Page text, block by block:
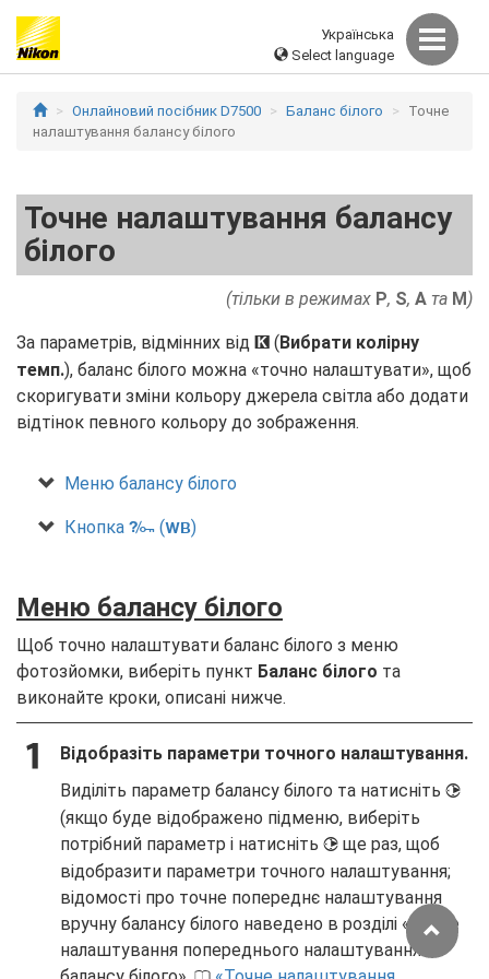
Українська
Select language
Онлайновий посібник D7500 Баланс білого
Точне
налаштування балансу білого
Точне налаштування балансу
білого
(тільки в режимах P, S, A та M)
За параметрів, відмінних від K (Вибрати колірну
темп.), баланс білого можна «точно налаштувати», щоб
скоригувати зміни кольору джерела світла або додати
відтінок певного кольору до зображення.
Меню балансу білого
Кнопка L (U)
Меню балансу білого
Щоб точно налаштувати баланс білого з меню
фотозйомки, виберіть пункт Баланс білого та
виконайте кроки, описані нижче.
Відобразіть параметри точного налаштування.
Виділіть параметр балансу білого та натисніть 2
(якщо буде відображено підменю, виберіть
потрібний параметр і натисніть 2 ще раз, щоб
відобразити параметри точного налаштування;
відомості про точне попереднє налаштування
вручну балансу білого наведено в розділі «Точне
налаштування попереднього налаштування